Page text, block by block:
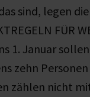
sind, legen
FÜR
1. Januar
zehn
zählen nicht